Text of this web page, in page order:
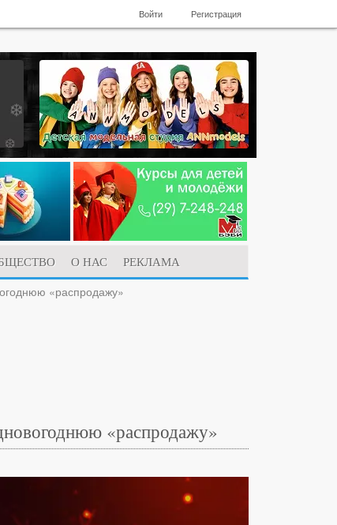
Войти Регистрация
О НАС
РЕКЛАМА
«распродажу»
«распродажу»